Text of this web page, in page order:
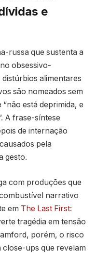
e
russa que sustenta a
obsessivo-
alimentares
são nomeados sem
está deprimida, e
A frase-síntese
de internação
pela
gesto.
com produções que
narrativo
em The Last First:
tragédia em tensão
porém, o risco
ups que revelam